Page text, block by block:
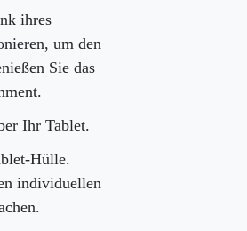
ihres
um den
Sie das
Ihr Tablet.
Hülle.
individuellen